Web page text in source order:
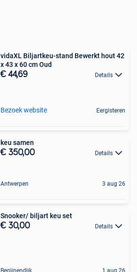
vidaXL Biljartkeu-stand Bewerkt hout 42
x 43 x 60 cm Oud
€ 44,69 Details
Bezoek website Eergisteren
keu samen
€ 350,00 Details
Antwerpen 3 aug 26
Snooker/ biljart keu set
€ 30,00 Details
Begijnendijk 1 aug 26